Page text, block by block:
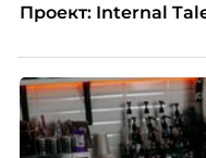
Проект: Internal